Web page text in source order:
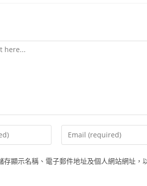
存顯示名稱、電子郵件地址及個人網站網址，